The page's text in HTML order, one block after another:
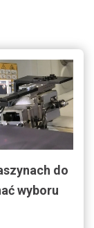
do
wyboru